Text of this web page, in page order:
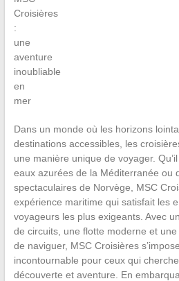
Dans un monde où les horizons
destinations accessibles, les
une manière unique de voyager.
eaux azurées de la Méditerranée ou
spectaculaires de Norvège, MSC
expérience maritime qui satisfait les
voyageurs les plus exigeants. Avec
de circuits, une flotte moderne et
de naviguer, MSC Croisières
incontournable pour ceux qui
découverte et aventure. En